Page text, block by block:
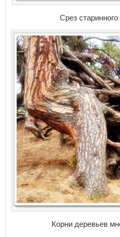
Срез
Корни деревьев